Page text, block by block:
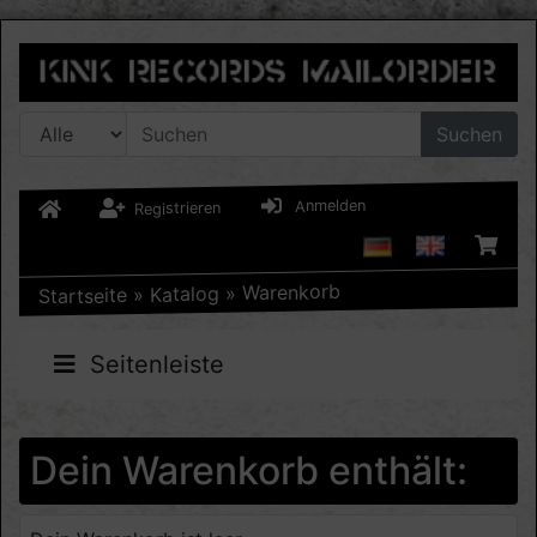
Suchen
Registrieren Anmelden
Startseite » Katalog » Warenkorb
Seitenleiste
Dein Warenkorb enthält: